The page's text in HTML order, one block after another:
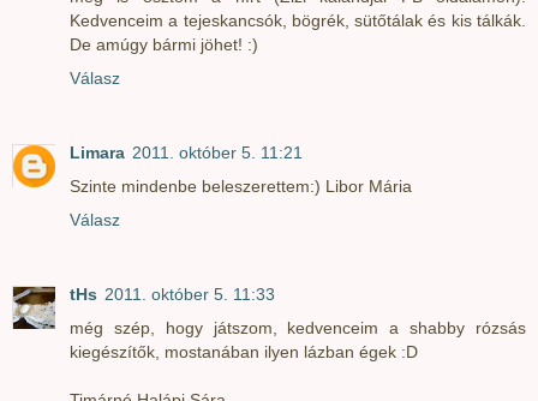
Kedvenceim a tejeskancsók, bögrék, sütőtálak és kis tálkák.
De amúgy bármi jöhet! :)
Válasz
Limara 2011. október 5. 11:21
Szinte mindenbe beleszerettem:) Libor Mária
Válasz
tHs 2011. október 5. 11:33
még szép, hogy játszom, kedvenceim a shabby rózsás
kiegészítők, mostanában ilyen lázban égek :D